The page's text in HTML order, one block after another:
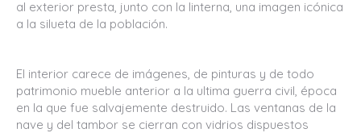
al exterior presta, junto con la linterna, una imagen icónica
a la silueta de la población.
El interior carece de imágenes, de pinturas y de todo
patrimonio mueble anterior a la ultima guerra civil, época
en la que fue salvajemente destruido. Las ventanas de la
nave y del tambor se cierran con vidrios dispuestos